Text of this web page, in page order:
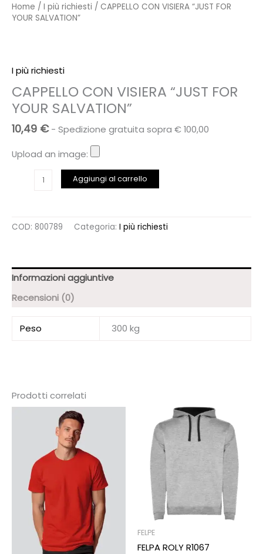
Home / I più richiesti / CAPPELLO CON VISIERA “JUST FOR
YOUR SALVATION”
I più richiesti
CAPPELLO CON VISIERA “JUST FOR
YOUR SALVATION”
10,49 € - Spedizione gratuita sopra € 100,00
Upload an image:
CAPPELLO
YOUR
Aggiungi al carrello
COD: 800789 Categoria: I più richiesti
Informazioni aggiuntive
Recensioni (0)
Peso 300 kg
Prodotti correlati
FELPE
FELPA ROLY R1067